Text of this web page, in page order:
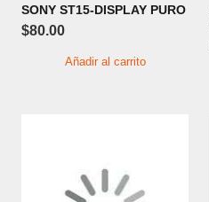
SONY ST15-DISPLAY PURO
$80.00
Añadir al carrito